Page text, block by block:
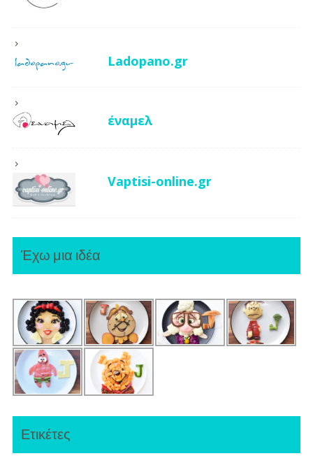
Ladopano.gr
έναμελ
Vaptisi-online.gr
Έχω μια ιδέα
Ετικέτες